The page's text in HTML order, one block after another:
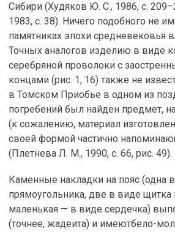
Сибири (Худяков Ю. С., 1986, с.
1983, с. 38). Ничего подобного не
памятниках эпохи средневековья
Точных аналогов изделию в виде
серебряной проволоки с
концами (рис. 1, 16) также не
в Томском Приобье в одном из
погребений был найден предмет,
(к сожалению, материал
своей формой частично
(Плетнева Л. М., 1990, с. 66, рис. 49).
Каменные накладки на пояс (одна
прямоугольника, две в виде щитка
маленькая — в виде сердечка)
(точнее, жадеита) и имеютбело-